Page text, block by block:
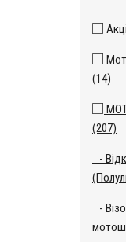
(14)
(207)
-
-